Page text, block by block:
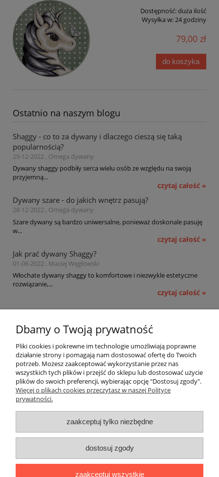
Dostępność:duża ilość
Wysyłka w:24 godziny
79,00 zł
do koszyka
Ostatnio na naszym blogu
Shaggy - co to za dywany i dlaczego cieszą się taką
popularnością?
29-12-2022 , Omega dywany
Dywany shaggy podbiły serca wielu osób ze względu na swoją
przyjemną...
czytaj całość »
Dywany szare - do jakich wnętrz pasują?
28-12-2022 , Omega dywany
Szare dywany są bardzo uniwersalne, ponieważ doskonale pasuję
w...
czytaj całość »
Jak prać dywany Shaggy?
01-06-2022 , Maciej Węgłowski
Włochate dywany shaggy to komfortowe i niezwykle estetyczne
rozwiązanie,...
czytaj całość »
Płatności i dostawa
Informacje
O nas
Witosz i Spółka
44-203 Rybnik ul. Brzezińska 50c
Dbamy o Twoją prywatność
Pliki cookies i pokrewne im technologie umożliwiają poprawne
działanie strony i pomagają nam dostosować ofertę do Twoich
potrzeb. Możesz zaakceptować wykorzystanie przez nas
wszystkich tych plików i przejść do sklepu lub dostosować użycie
plików do swoich preferencji, wybierając opcję "Dostosuj zgody".
Więcej o plikach cookies przeczytasz w naszej Polityce
prywatności.
zaakceptuj tylko niezbędne
dostosuj zgody
zaakceptuj wszystkie